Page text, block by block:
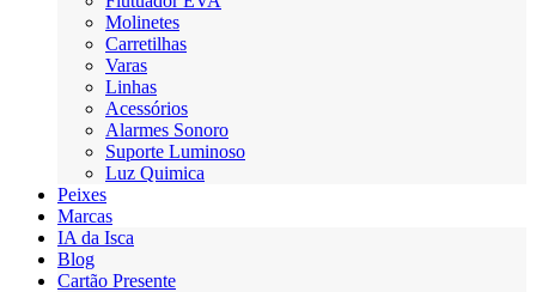
Molinetes
Carretilhas
Varas
Linhas
Acessórios
Alarmes Sonoro
Suporte Luminoso
Luz Quimica
Peixes
Marcas
IA da Isca
Blog
Cartão Presente